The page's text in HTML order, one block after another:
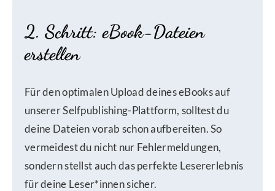
2. Schritt: eBook-Dateien
erstellen
Für den optimalen Upload deines eBooks auf
unserer Selfpublishing-Plattform, solltest du
deine Dateien vorab schon aufbereiten. So
vermeidest du nicht nur Fehlermeldungen,
sondern stellst auch das perfekte Lesererlebnis
für deine Leser*innen sicher.